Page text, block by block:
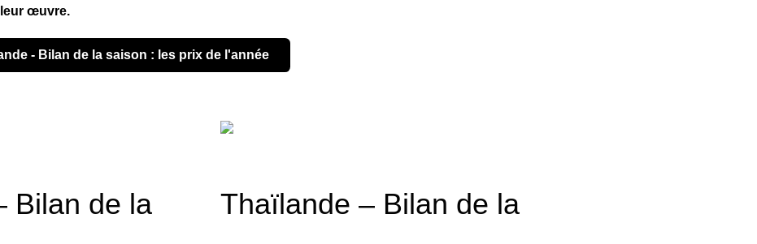
œuvre.
- Bilan de la saison : les prix de l'année
Bilan de la
Thaïlande – Bilan de la